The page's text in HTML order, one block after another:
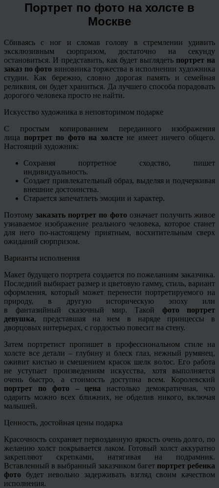
Портрет по фото на холсте в
Москве
Сбиваясь с ног и сломав голову в стремлении удивить
эксклюзивным сюрпризом, достаточно на секунду
остановиться. И представить, как будет выглядеть портрет на
заказ по фото виновника торжества в исполнении художника
студии. Как бережно, словно дорогая память и семейная
реликвия, он будет храниться. Да лучшего способа порадовать
дорогого человека просто не найти.
Искусство художника в неповторимом подарке
С простым копированием переданного изображения
лица портрет по фото на холстене имеет ничего общего.
Настоящий художник:
Сохраняя портретное сходство, пишет
индивидуальность.
Создает привлекательный образ, выделяя и подчеркивая
внешние достоинства.
Старается запечатлеть эмоции и характер.
Поэтомузаказать портрет по фотоозначает получить живое
узнаваемое изображение реального человека, которое станет
для него по-настоящему приятным, восхитительным сверх
ожиданий сюрпризом.
Варианты исполнения
Макет будущего портрета создается по пожеланиям заказчика.
Последний выбирает размер и цветовую гамму, стиль, вариант
оформления, который может перенести портретируемого на
природу, в другую историческую эпоху или
в фантазийный сказочный мир. Такой фото портрет
девушка, представшая на нем в наряде принцессы в
дворцовых интерьерах, с гордостью повесит на стену.
Затем портретист пропишет в профессиональном стиле на
холсте все детали – глубину и блеск глаз, нежный румянец,
оживит кистью и смешением красок шелк волос. Его работа
не уступает произведениям искусства, хотя выполняется
очень быстро, а стоимость доступна всем. Королевский
портрет по фото – цена настолько демократичная, что
одарить можно всех ближних, не обделив никого, включая
малышей.
Ценность, достойная цены подарка
Красочность сохраняет первозданную яркость очень долго, по
желанию холст покрывается лаком. Готовый холст аккуратно
закрепляют скрепками, натягивая на подрамник.
Вставленный в выбранный заказчиком багет портрет ребенка
фото будет невольно задерживать взгляд своим качеством
исполнения.